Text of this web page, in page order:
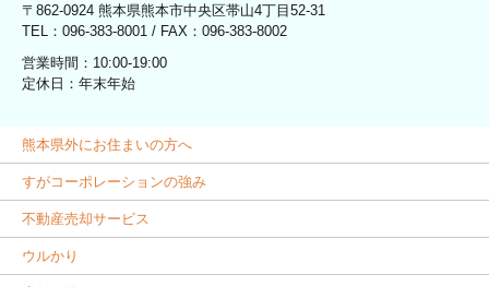
〒862-0924 熊本県熊本市中央区帯山4丁目52-31
TEL：096-383-8001 / FAX：096-383-8002
営業時間：10:00-19:00
定休日：年末年始
熊本県外にお住まいの方へ
すがコーポレーションの強み
不動産売却サービス
ウルかり